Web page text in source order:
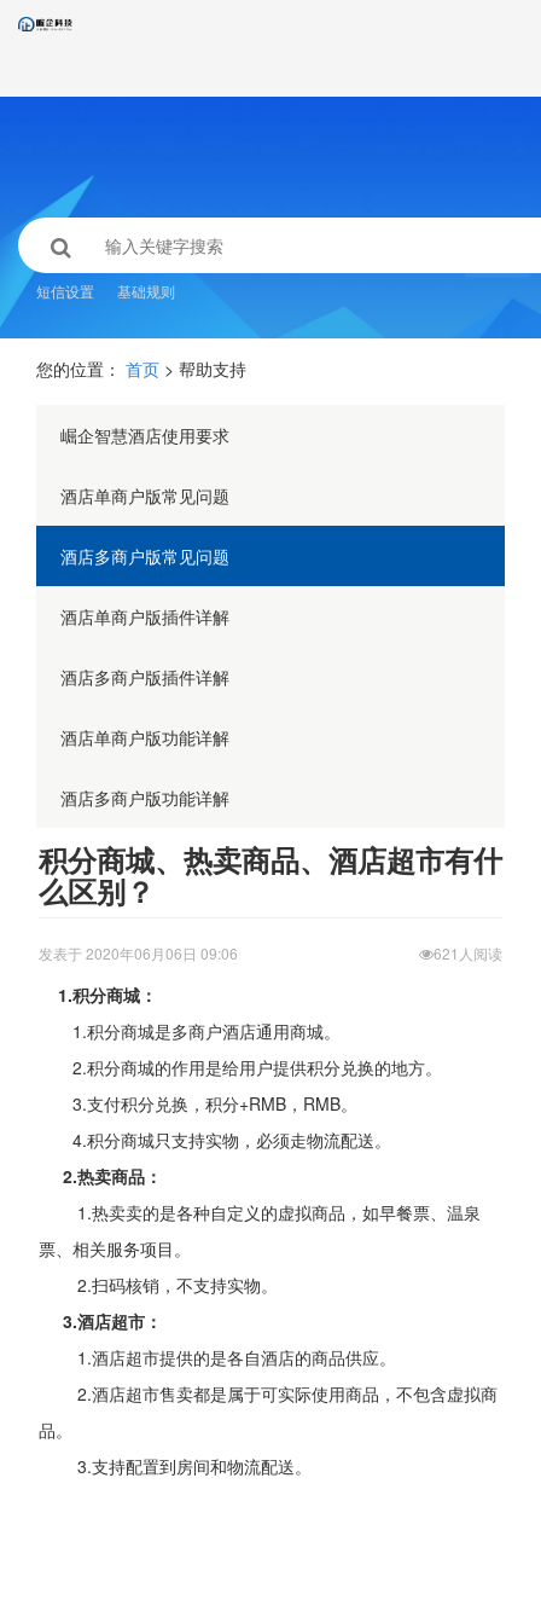
短信设置 基础规则
您的位置： 首页 > 帮助支持
崛企智慧酒店使用要求
酒店单商户版常见问题
酒店多商户版常见问题
酒店单商户版插件详解
酒店多商户版插件详解
酒店单商户版功能详解
酒店多商户版功能详解
积分商城、热卖商品、酒店超市有什
么区别？
发表于 2020年06月06日 09:06 621人阅读
1.积分商城：
1.积分商城是多商户酒店通用商城。
2.积分商城的作用是给用户提供积分兑换的地方。
3.支付积分兑换，积分+RMB，RMB。
4.积分商城只支持实物，必须走物流配送。
2.热卖商品：
1.热卖卖的是各种自定义的虚拟商品，如早餐票、温泉
票、相关服务项目。
2.扫码核销，不支持实物。
3.酒店超市：
1.酒店超市提供的是各自酒店的商品供应。
2.酒店超市售卖都是属于可实际使用商品，不包含虚拟商
品。
3.支持配置到房间和物流配送。